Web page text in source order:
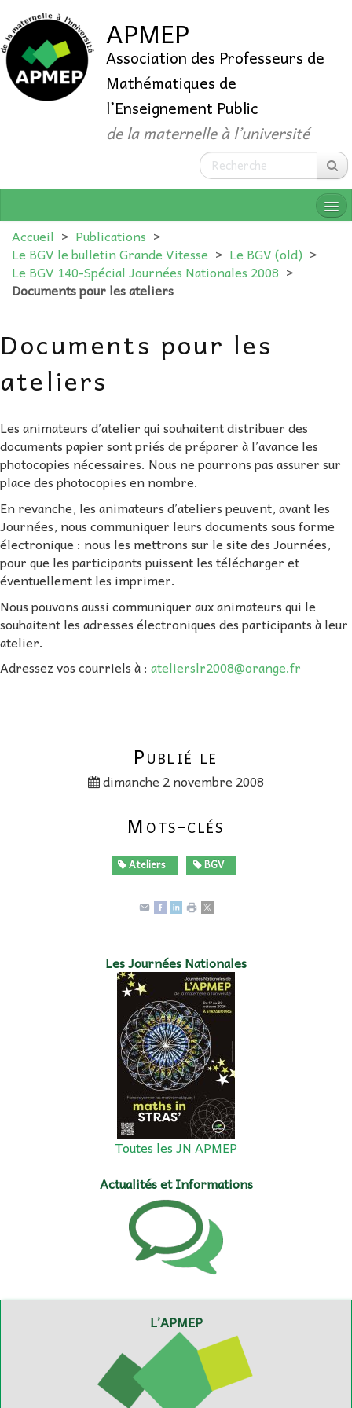
APMEP
Association des Professeurs de
Mathématiques de
l’Enseignement Public
de la maternelle à l’université
QUI SOMMES-NOUS ?
AU FIL DES MATHS
Accueil > Publications >
Le BGV le bulletin Grande Vitesse > Le BGV (old) >
Le BGV 140-Spécial Journées Nationales 2008 >
Documents pour les ateliers
Documents pour les
ateliers
Les animateurs d’atelier qui souhaitent distribuer des
documents papier sont priés de préparer à l’avance les
photocopies nécessaires. Nous ne pourrons pas assurer sur
place des photocopies en nombre.
En revanche, les animateurs d’ateliers peuvent, avant les
Journées, nous communiquer leurs documents sous forme
électronique : nous les mettrons sur le site des Journées,
pour que les participants puissent les télécharger et
éventuellement les imprimer.
Nous pouvons aussi communiquer aux animateurs qui le
souhaitent les adresses électroniques des participants à leur
atelier.
Adressez vos courriels à : atelierslr2008@orange.fr
Publié le
dimanche 2 novembre 2008
Mots-clés
Ateliers BGV
Les Journées Nationales
Toutes les JN APMEP
Actualités et Informations
L’APMEP